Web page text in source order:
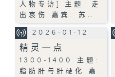
人物专访] 主题: 走
出哀伤 嘉宾: 苏…
2026-01-12
精灵一点
1300-1400 主题:
脂肪肝与肝硬化 嘉